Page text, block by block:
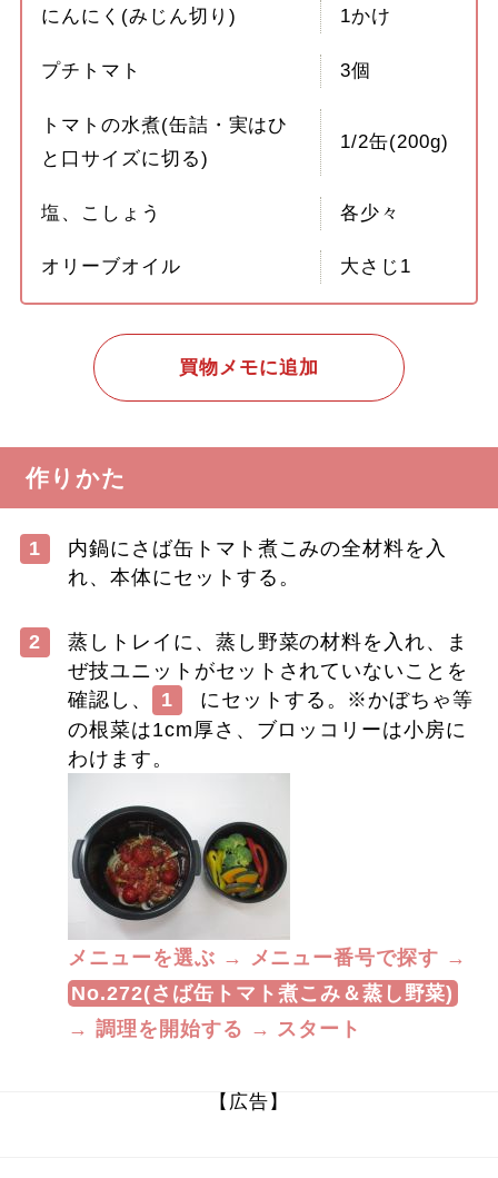
にんにく(みじん切り) 1かけ
プチトマト 3個
トマトの水煮(缶詰・実はひ
と口サイズに切る)
1/2缶(200g)
塩、こしょう 各少々
オリーブオイル 大さじ1
買物メモに追加
作りかた
1
内鍋にさば缶トマト煮こみの全材料を入
れ、本体にセットする。
2
蒸しトレイに、蒸し野菜の材料を入れ、ま
ぜ技ユニットがセットされていないことを
確認し、
1
にセットする。※かぼちゃ等
の根菜は1cm厚さ、ブロッコリーは小房に
わけます。
メニューを選ぶ → メニュー番号で探す →
No.272(さば缶トマト煮こみ＆蒸し野菜)
→ 調理を開始する → スタート
【広告】